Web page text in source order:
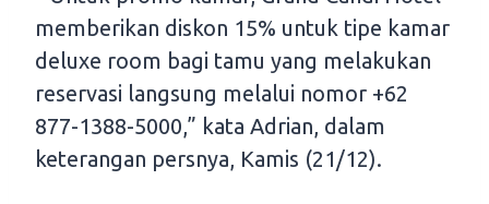
memberikan diskon 15% untuk tipe kamar
deluxe room bagi tamu yang melakukan
reservasi langsung melalui nomor +62
877-1388-5000,” kata Adrian, dalam
keterangan persnya, Kamis (21/12).